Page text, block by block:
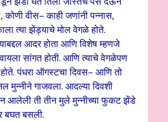
कोणी वीस– काही जणांनी पन्नास,
त्या झेंड्याचे मोल वेगळे होते.
आदर होता आणि विशेष म्हणजे
सांगत होती. आणि त्याचे वेगळेपण
पंधरा ऑगस्टचा दिवस– आणि तो
मुन्नीने गाजवला. आदल्या दिवशी
आलेली ती तीन मुले मुन्नीच्या फुकट झेंडे
बघत बसली.